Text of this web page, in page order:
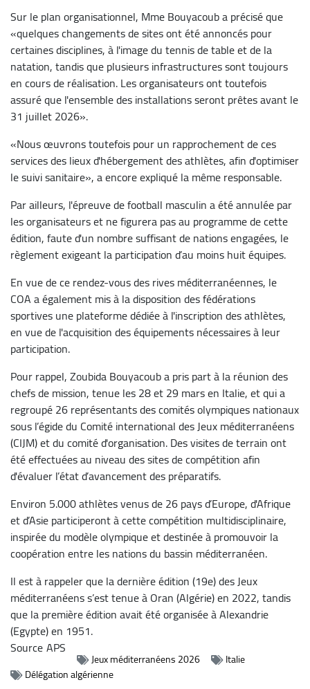
Sur le plan organisationnel, Mme Bouyacoub a précisé que
«quelques changements de sites ont été annoncés pour
certaines disciplines, à l'image du tennis de table et de la
natation, tandis que plusieurs infrastructures sont toujours
en cours de réalisation. Les organisateurs ont toutefois
assuré que l'ensemble des installations seront prêtes avant le
31 juillet 2026».
«Nous œuvrons toutefois pour un rapprochement de ces
services des lieux d'hébergement des athlètes, afin d'optimiser
le suivi sanitaire», a encore expliqué la même responsable.
Par ailleurs, l'épreuve de football masculin a été annulée par
les organisateurs et ne figurera pas au programme de cette
édition, faute d'un nombre suffisant de nations engagées, le
règlement exigeant la participation d’au moins huit équipes.
En vue de ce rendez-vous des rives méditerranéennes, le
COA a également mis à la disposition des fédérations
sportives une plateforme dédiée à l'inscription des athlètes,
en vue de l'acquisition des équipements nécessaires à leur
participation.
Pour rappel, Zoubida Bouyacoub a pris part à la réunion des
chefs de mission, tenue les 28 et 29 mars en Italie, et qui a
regroupé 26 représentants des comités olympiques nationaux
sous l’égide du Comité international des Jeux méditerranéens
(CIJM) et du comité d'organisation. Des visites de terrain ont
été effectuées au niveau des sites de compétition afin
d'évaluer l’état d’avancement des préparatifs.
Environ 5.000 athlètes venus de 26 pays d’Europe, d'Afrique
et d’Asie participeront à cette compétition multidisciplinaire,
inspirée du modèle olympique et destinée à promouvoir la
coopération entre les nations du bassin méditerranéen.
Il est à rappeler que la dernière édition (19e) des Jeux
méditerranéens s’est tenue à Oran (Algérie) en 2022, tandis
que la première édition avait été organisée à Alexandrie
(Egypte) en 1951.
SourceAPS
Jeux méditerranéens 2026
Italie
Délégation algérienne